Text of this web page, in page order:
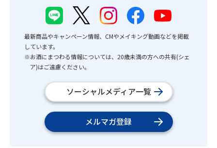
最新商品やキャンペーン情報、CMやメイキング動画などを掲載
しています。
※お酒にまつわる情報については、20歳未満の方への共有(シェ
ア)はご遠慮ください。
ソーシャルメディア一覧
メルマガ登録